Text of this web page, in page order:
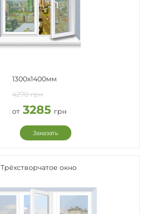
1300x1400мм
4270 грн
от 3285 грн
Заказать
Трёхстворчатое окно